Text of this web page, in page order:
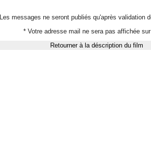
Les messages ne seront publiés qu'après validation
* Votre adresse mail ne sera pas affichée
Retourner à la déscription du film